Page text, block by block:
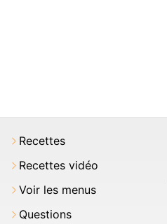
Recettes
Recettes vidéo
Voir les menus
Questions